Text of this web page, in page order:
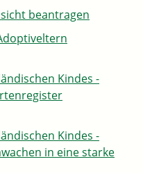
beantragen
Kindes -
Kindes -
in eine starke